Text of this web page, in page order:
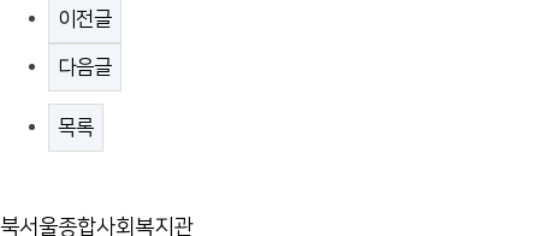
이전글
다음글
목록
북서울종합사회복지관